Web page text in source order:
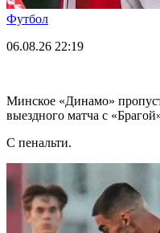
Футбол
06.08.26 22:19
Минское «Динамо»
выездного матча с
С пенальти.